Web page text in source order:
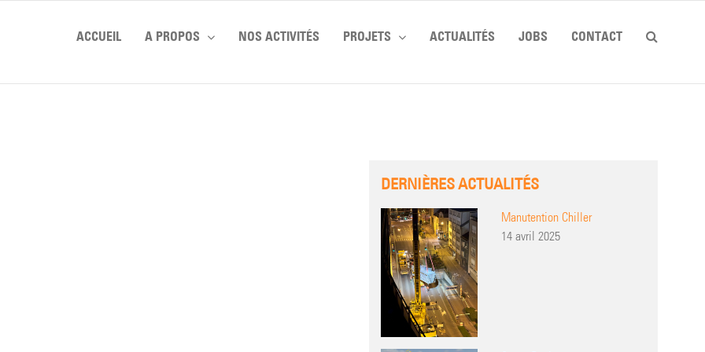
ACCUEIL A PROPOS NOS ACTIVITÉS PROJETS ACTUALITÉS JOBS CONTACT
DERNIÈRES ACTUALITÉS
Manutention Chiller
14 avril 2025